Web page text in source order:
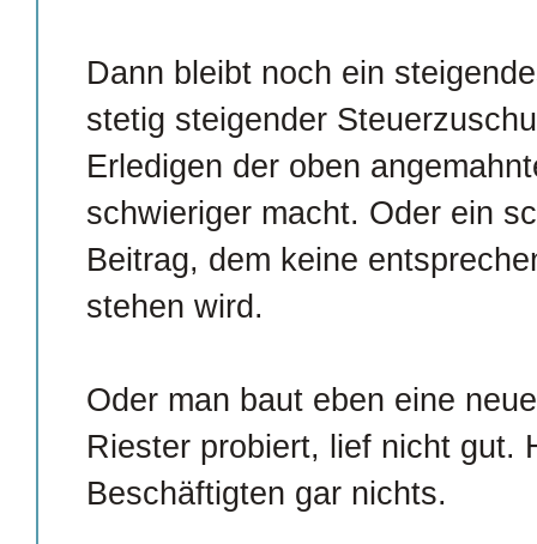
Dann bleibt noch ein
stetig steigender
Erledigen der oben
schwieriger macht. Oder ein
Beitrag, dem keine
stehen wird.
Oder man baut eben eine
Riester probiert, lief nicht gut.
Beschäftigten gar nichts.